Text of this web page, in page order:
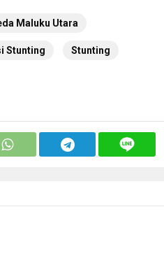
Maluku Utara
Stunting Stunting